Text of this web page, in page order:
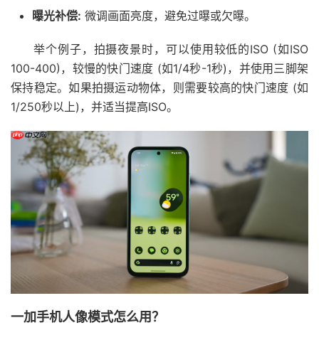
曝光补偿: 微调画面亮度，避免过曝或欠曝。
举个例子，拍摄夜景时，可以使用较低的ISO (如ISO
100-400)，较慢的快门速度 (如1/4秒-1秒)，并使用三脚架
保持稳定。如果拍摄运动物体，则需要较高的快门速度 (如
1/250秒以上)，并适当提高ISO。
一加手机人像模式怎么用？